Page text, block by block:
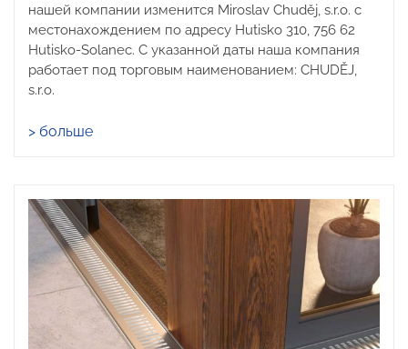
нашей компании изменится Miroslav Chuděj, s.r.o. с
местонахождением по адресу Hutisko 310, 756 62
Hutisko-Solanec. С указанной даты наша компания
работает под торговым наименованием: CHUDĚJ,
s.r.o.
> больше